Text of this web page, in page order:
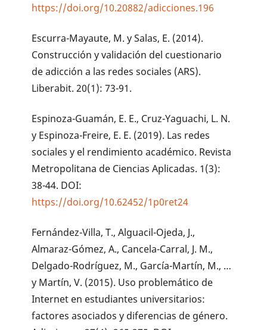
https://doi.org/10.20882/adicciones.196
Escurra-Mayaute, M. y Salas, E. (2014).
Construcción y validación del cuestionario
de adicción a las redes sociales (ARS).
Liberabit. 20(1): 73-91.
Espinoza-Guamán, E. E., Cruz-Yaguachi, L. N.
y Espinoza-Freire, E. E. (2019). Las redes
sociales y el rendimiento académico. Revista
Metropolitana de Ciencias Aplicadas. 1(3):
38-44. DOI:
https://doi.org/10.62452/1p0ret24
Fernández-Villa, T., Alguacil-Ojeda, J.,
Almaraz-Gómez, A., Cancela-Carral, J. M.,
Delgado-Rodríguez, M., García-Martín, M., …
y Martín, V. (2015). Uso problemático de
Internet en estudiantes universitarios:
factores asociados y diferencias de género.